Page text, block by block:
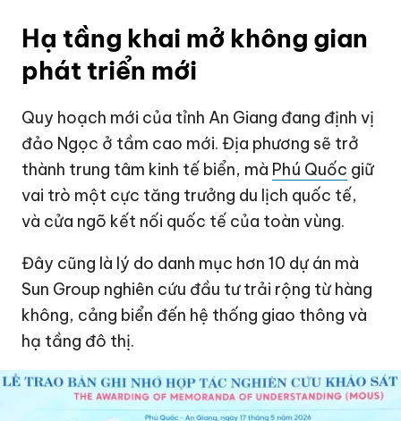
Hạ tầng khai mở không gian
phát triển mới
Quy hoạch mới của tỉnh An Giang đang định vị
đảo Ngọc ở tầm cao mới. Địa phương sẽ trở
thành trung tâm kinh tế biển, mà Phú Quốc giữ
vai trò một cực tăng trưởng du lịch quốc tế,
và cửa ngõ kết nối quốc tế của toàn vùng.
Đây cũng là lý do danh mục hơn 10 dự án mà
Sun Group nghiên cứu đầu tư trải rộng từ hàng
không, cảng biển đến hệ thống giao thông và
hạ tầng đô thị.